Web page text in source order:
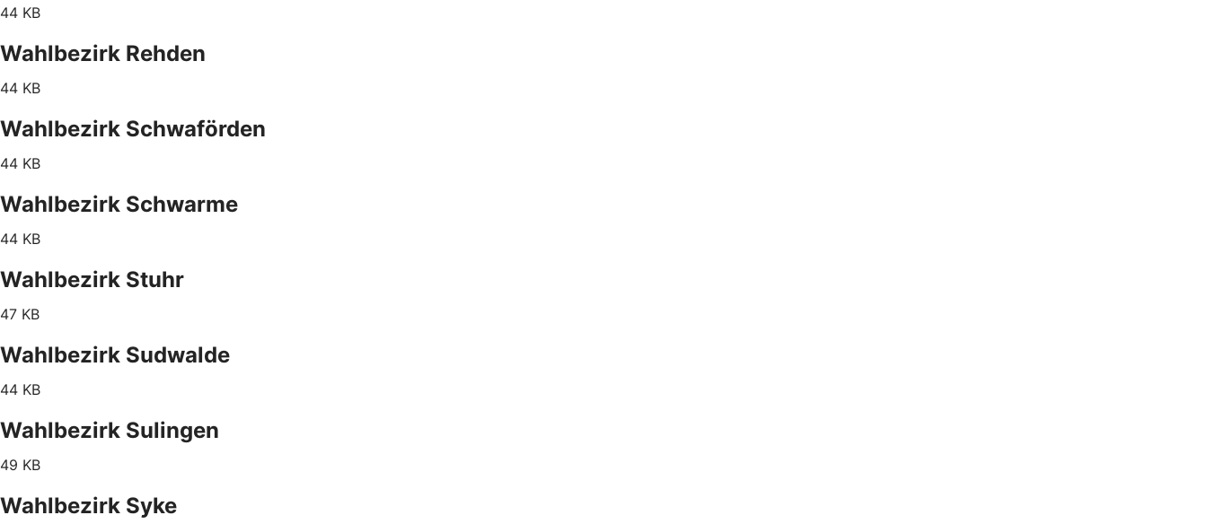
44 KB
Wahlbezirk Rehden
44 KB
Wahlbezirk Schwaförden
44 KB
Wahlbezirk Schwarme
44 KB
Wahlbezirk Stuhr
47 KB
Wahlbezirk Sudwalde
44 KB
Wahlbezirk Sulingen
49 KB
Wahlbezirk Syke